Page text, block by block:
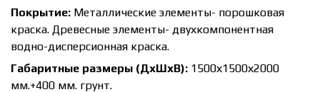
Покрытие: Металлические элементы- порошковая
краска. Древесные элементы- двухкомпонентная
водно-дисперсионная краска.
Габаритные размеры (ДхШхВ): 1500х1500х2000
мм.+400 мм. грунт.